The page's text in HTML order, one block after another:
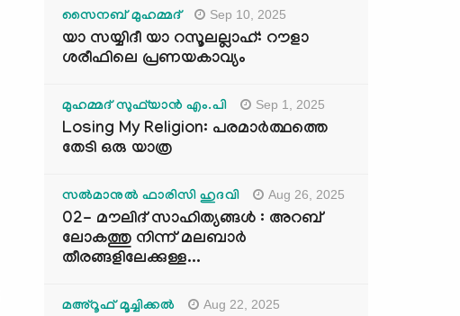
സൈനബ് മുഹമ്മദ് Sep 10, 2025
യാ സയ്യിദീ യാ റസൂലല്ലാഹ്: റൗളാ
ശരീഫിലെ പ്രണയകാവ്യം
മുഹമ്മദ് സുഫ്‌യാൻ എം.പി Sep 1, 2025
Losing My Religion: പരമാർത്ഥത്തെ
തേടി ഒരു യാത്ര
സൽമാനുൽ ഫാരിസി ഹുദവി Aug 26, 2025
02- മൗലിദ് സാഹിത്യങ്ങൾ : അറബ്
ലോകത്തു നിന്ന് മലബാർ
തീരങ്ങളിലേക്കുള്ള...
മഅ്റൂഫ് മൂച്ചിക്കല്‍ Aug 22, 2025